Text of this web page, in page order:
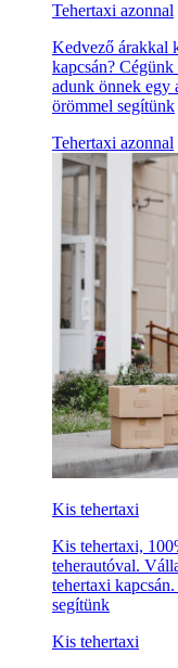
Tehertaxi azonnal
Kedvező árakkal
kapcsán?
adunk önnek egy
örömmel segítünk
Tehertaxi azonnal
Kis tehertaxi
Kis tehertaxi,
teherautóval.
tehertaxi
segítünk
Kis tehertaxi